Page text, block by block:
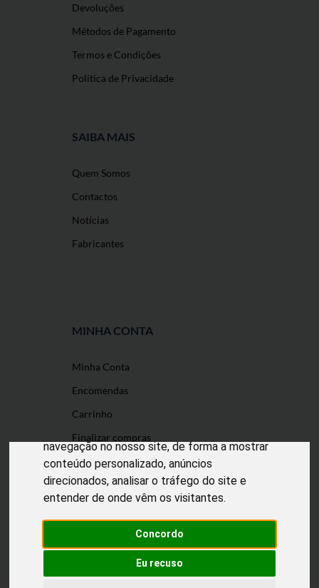
Utilizamos cookies e outras tecnologias de
navegação no nosso site, de forma a mostrar
conteúdo personalizado, anúncios
direcionados, analisar o tráfego do site e
entender de onde vêm os visitantes.
Concordo
Eu recuso
Devoluções
Métodos de Pagamento
Termos e Condições
Política de Privacidade
SAIBA MAIS
Quem Somos
Contactos
Notícias
Fabricantes
MINHA CONTA
Minha Conta
Encomendas
Carrinho
Finalizar compras
Desenvolvido porPuxe Negócios
@2022 Incomedicura. Todos os direitos
reservados.